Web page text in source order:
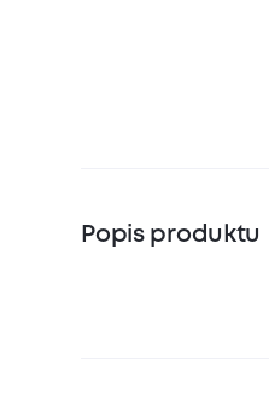
Popis produktu